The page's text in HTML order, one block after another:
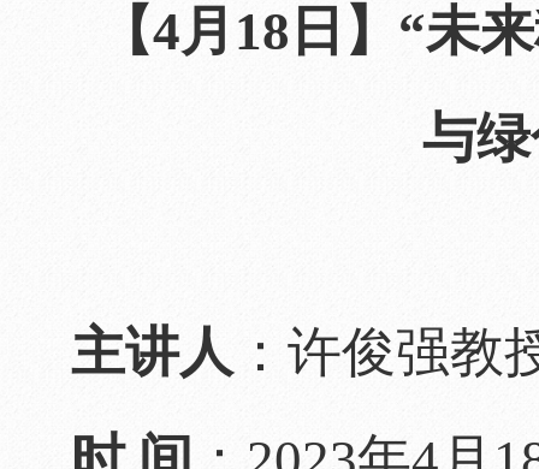
【4月18日】“
与
主讲人 ：许俊强教